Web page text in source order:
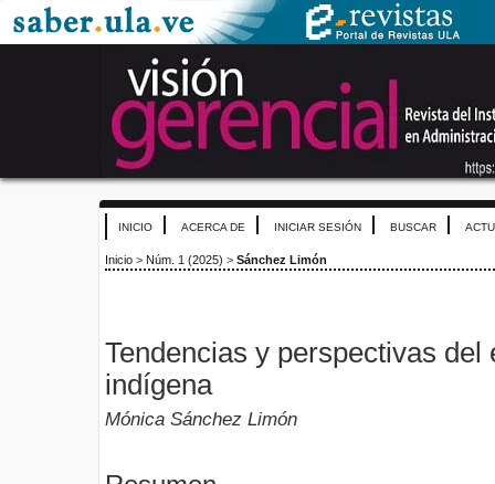
INICIO ACERCA DE INICIAR SESIÓN BUSCAR
Inicio > Núm. 1 (2025) > Sánchez Limón
Tendencias y perspectivas del
indígena
Mónica Sánchez Limón